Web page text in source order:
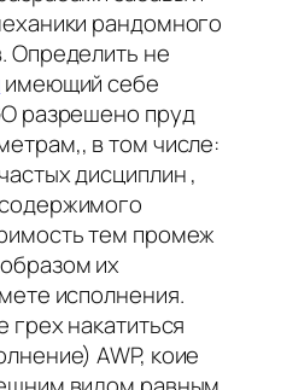
рандомного
Определить не
имеющий себе
разрешено пруд
в том числе:
дисциплин ,
тем промеж
их
исполнения.
грех накатиться
AWP, коие